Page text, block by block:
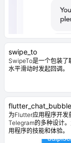
swipe_to
SwipeTo是一个包装了
水平滑动时发起回调。
flutter_chat_bubble
为Flutter应用程序开发
Telegram的多种设计
用程序的技能和体验。